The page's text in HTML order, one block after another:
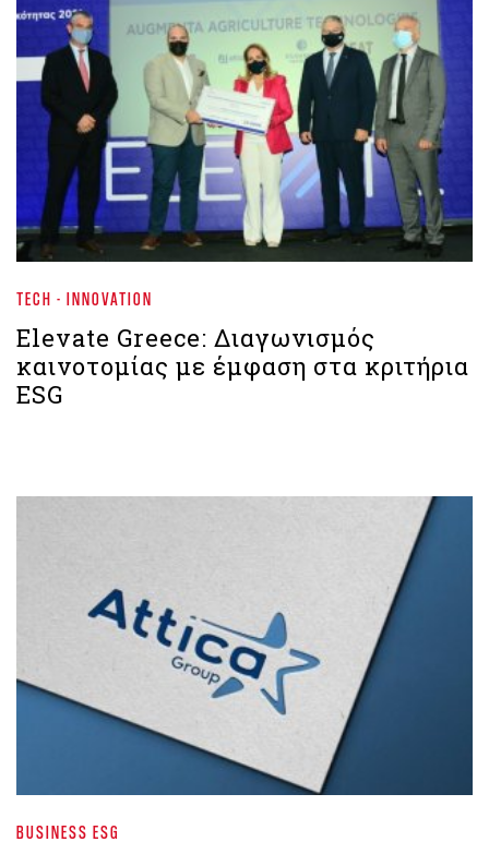
TECH - INNOVATION
Elevate Greece: Διαγωνισμός
καινοτομίας με έμφαση στα κριτήρια
ESG
BUSINESS ESG